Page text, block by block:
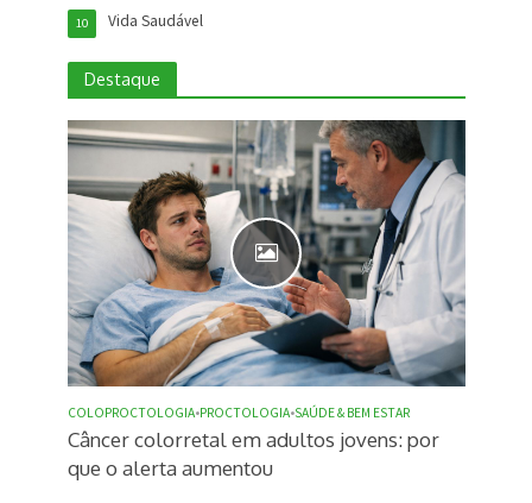
Vida Saudável
10
Destaque
COLOPROCTOLOGIA•PROCTOLOGIA•SAÚDE & BEM ESTAR
Câncer colorretal em adultos jovens: por
que o alerta aumentou